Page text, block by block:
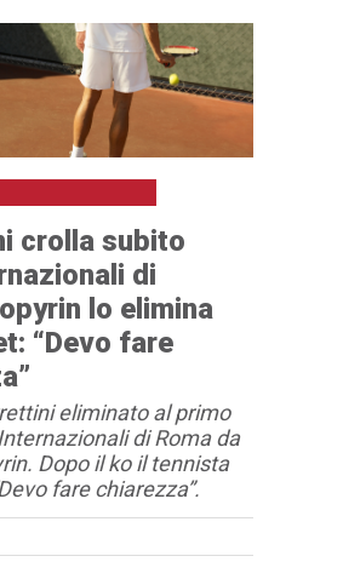
crolla subito
di
lo elimina
“Devo fare
eliminato al primo
di Roma da
Dopo il ko il tennista
fare chiarezza”.